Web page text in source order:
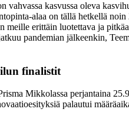
kasvussa oleva
alaa on tällä hetkellä
meille erittäin luotettava ja
pandemian jälkeenkin,
finalistit
Mikkolassa perjantaina
palautui